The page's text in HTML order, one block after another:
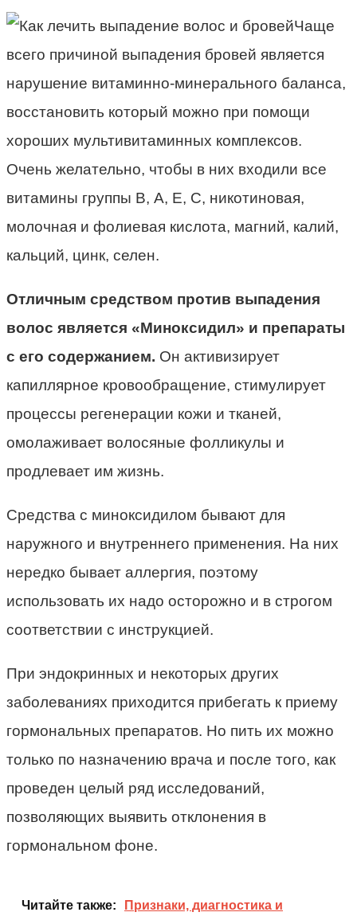
Чаще
всего причиной выпадения бровей является
нарушение витаминно-минерального баланса,
восстановить который можно при помощи
хороших мультивитаминных комплексов.
Очень желательно, чтобы в них входили все
витамины группы В, А, Е, С, никотиновая,
молочная и фолиевая кислота, магний, калий,
кальций, цинк, селен.
Отличным средством против выпадения
волос является «Миноксидил» и препараты
с его содержанием. Он активизирует
капиллярное кровообращение, стимулирует
процессы регенерации кожи и тканей,
омолаживает волосяные фолликулы и
продлевает им жизнь.
Средства с миноксидилом бывают для
наружного и внутреннего применения. На них
нередко бывает аллергия, поэтому
использовать их надо осторожно и в строгом
соответствии с инструкцией.
При эндокринных и некоторых других
заболеваниях приходится прибегать к приему
гормональных препаратов. Но пить их можно
только по назначению врача и после того, как
проведен целый ряд исследований,
позволяющих выявить отклонения в
гормональном фоне.
Читайте также: Признаки, диагностика и